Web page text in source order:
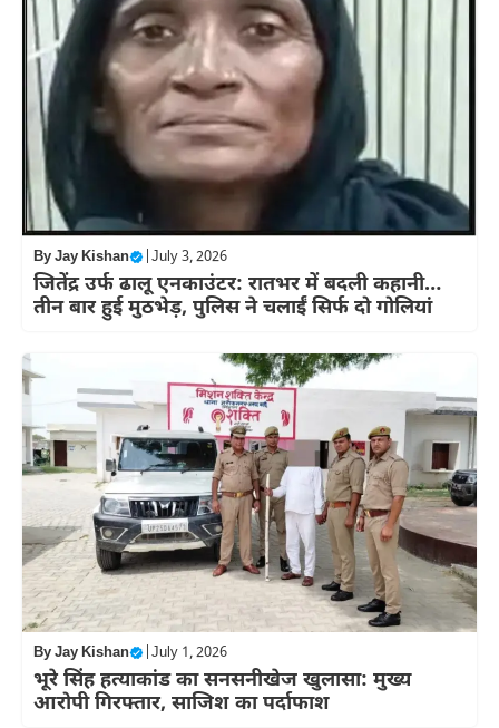
ByJay Kishan July 3, 2026
जितेंद्र उर्फ ढालू एनकाउंटर: रातभर में बदली कहानी…
तीन बार हुई मुठभेड़, पुलिस ने चलाईं सिर्फ दो गोलियां
ByJay Kishan July 1, 2026
भूरे सिंह हत्याकांड का सनसनीखेज खुलासा: मुख्य
आरोपी गिरफ्तार, साजिश का पर्दाफाश